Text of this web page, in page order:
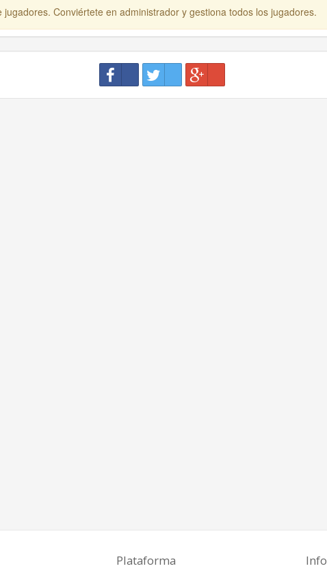
jugadores. Conviértete en administrador y gestiona todos los jugadores.
Plataforma Info